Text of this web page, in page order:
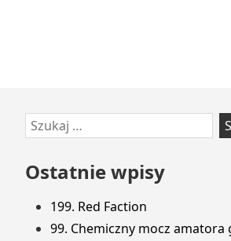
Przejdź
do
Szukaj:
Ostatnie wpisy
199. Red Faction
99. Chemiczny mocz amatora